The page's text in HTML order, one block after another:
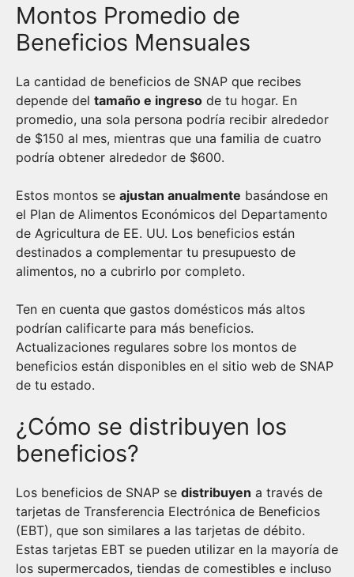
Montos Promedio de
Beneficios Mensuales
La cantidad de beneficios de SNAP que recibes
depende del tamaño e ingreso de tu hogar. En
promedio, una sola persona podría recibir alrededor
de $150 al mes, mientras que una familia de cuatro
podría obtener alrededor de $600.
Estos montos se ajustan anualmente basándose en
el Plan de Alimentos Económicos del Departamento
de Agricultura de EE. UU. Los beneficios están
destinados a complementar tu presupuesto de
alimentos, no a cubrirlo por completo.
Ten en cuenta que gastos domésticos más altos
podrían calificarte para más beneficios.
Actualizaciones regulares sobre los montos de
beneficios están disponibles en el sitio web de SNAP
de tu estado.
¿Cómo se distribuyen los
beneficios?
Los beneficios de SNAP se distribuyen a través de
tarjetas de Transferencia Electrónica de Beneficios
(EBT), que son similares a las tarjetas de débito.
Estas tarjetas EBT se pueden utilizar en la mayoría de
los supermercados, tiendas de comestibles e incluso